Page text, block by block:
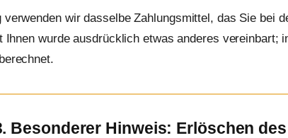
verwenden wir dasselbe Zahlungsmittel, das Sie bei
Ihnen wurde ausdrücklich etwas anderes vereinbart;
Besonderer Hinweis: Erlöschen